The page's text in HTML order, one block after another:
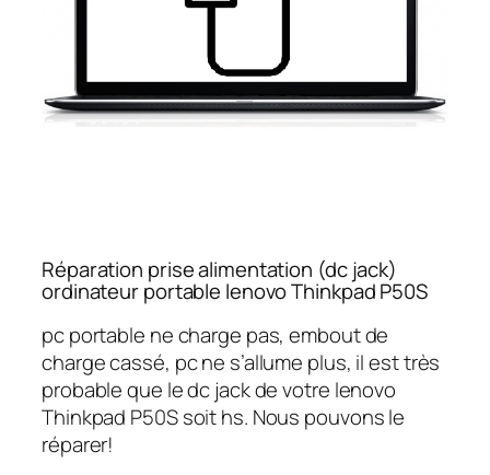
Réparation prise alimentation (dc jack)
ordinateur portable lenovo Thinkpad P50S
pc portable ne charge pas, embout de
charge cassé, pc ne s’allume plus, il est très
probable que le dc jack de votre lenovo
Thinkpad P50S soit hs. Nous pouvons le
réparer!